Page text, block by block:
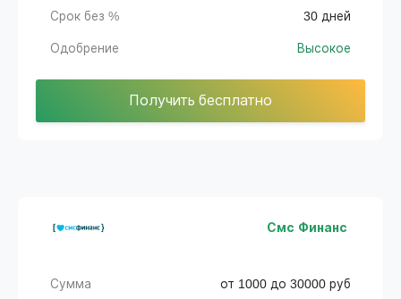
Срок без % 30 дней
Одобрение Высокое
Получить бесплатно
Смс Финанс
Сумма от 1000 до 30000 руб